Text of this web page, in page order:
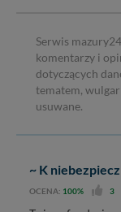
Serwis
komentarzy i
dotyczących
tematem,
usuwane.
~ K
OCENA: 100% 3